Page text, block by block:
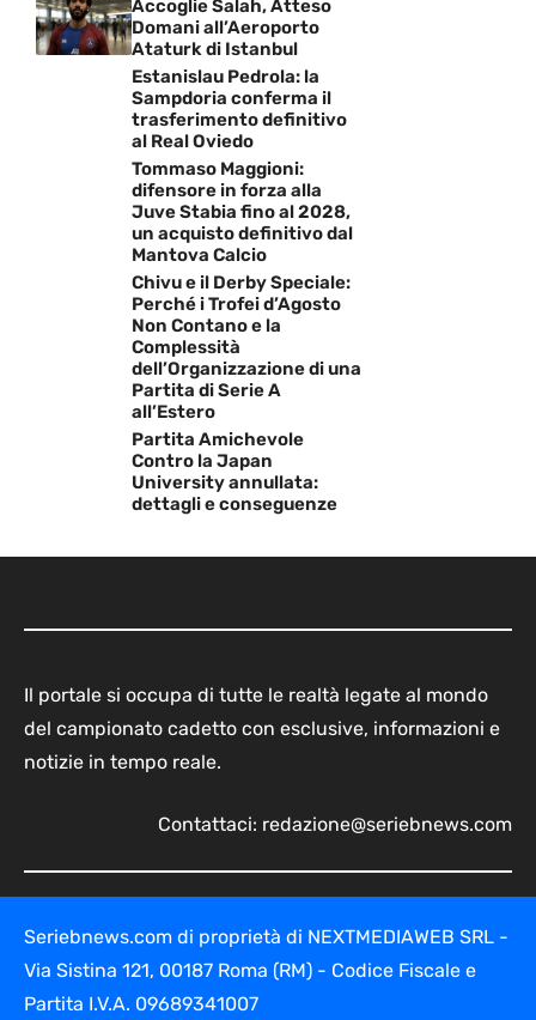
Accoglie Salah, Atteso
Domani all’Aeroporto
Ataturk di Istanbul
Estanislau Pedrola: la
Sampdoria conferma il
trasferimento definitivo
al Real Oviedo
Tommaso Maggioni:
difensore in forza alla
Juve Stabia fino al 2028,
un acquisto definitivo dal
Mantova Calcio
Chivu e il Derby Speciale:
Perché i Trofei d’Agosto
Non Contano e la
Complessità
dell’Organizzazione di una
Partita di Serie A
all’Estero
Partita Amichevole
Contro la Japan
University annullata:
dettagli e conseguenze
Il portale si occupa di tutte le realtà legate al mondo
del campionato cadetto con esclusive, informazioni e
notizie in tempo reale.
Contattaci: redazione@seriebnews.com
Seriebnews.com di proprietà di NEXTMEDIAWEB SRL -
Via Sistina 121, 00187 Roma (RM) - Codice Fiscale e
Partita I.V.A. 09689341007